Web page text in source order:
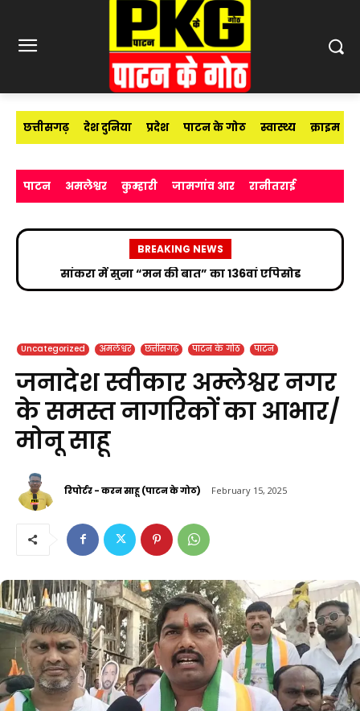
छत्तीसगढ़ देश दुनिया प्रदेश पाटन के गोठ स्वास्थ्य क्राइम
पाटन अमलेश्वर कुम्हारी जामगांव आर रानीतराई
BREAKING NEWS
आईआईटी भिलाई में 600 नए छात्रों का स्वागत, डायरेक्टर
बोले— ‘एडमिशन नहीं, सफलता की असली शुरुआत है’
Uncategorized अमलेश्वर छत्तीसगढ़ पाटन के गोठ पाटन
जनादेश स्वीकार अम्लेश्वर नगर
के समस्त नागरिकों का आभार/
मोनू साहू
रिपोर्टर - करन साहू (पाटन के गोठ) February 15, 2025